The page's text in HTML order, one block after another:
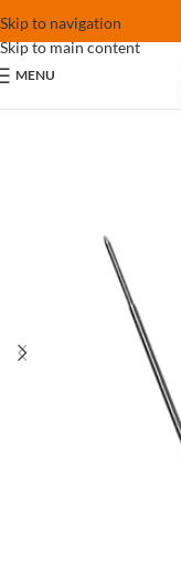
Skip to navigation
Skip to main content
MENU